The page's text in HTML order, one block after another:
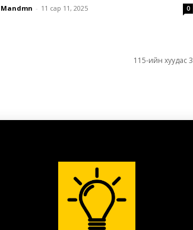
Mandmn - 11 сар 11, 2025 0
115-ийн хуудас 3